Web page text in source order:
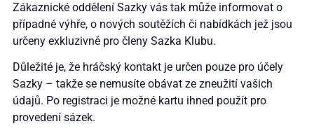
Zákaznické oddělení Sazky vás tak může informovat o
případné výhře, o nových soutěžích či nabídkách jež jsou
určeny exkluzivně pro členy Sazka Klubu.
Důležité je, že hráčský kontakt je určen pouze pro účely
Sazky – takže se nemusíte obávat ze zneužití vašich
údajů. Po registraci je možné kartu ihned použít pro
provedení sázek.